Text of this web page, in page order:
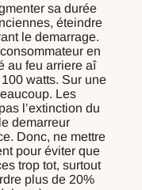
sa durée
éteindre
le demarrage.
en
au feu arriere aî
watts. Sur une
Les
l’extinction du
demarreur
Donc, ne mettre
pour éviter que
trop tot, surtout
plus de 20%